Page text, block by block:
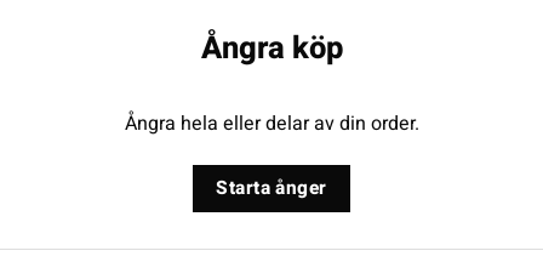
Ångra köp
Ångra hela eller delar av din order.
Starta ånger